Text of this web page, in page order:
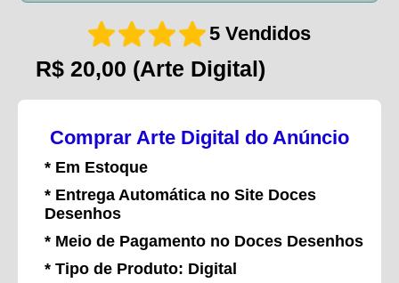
5 Vendidos
R$ 20,00 (Arte Digital)
Comprar Arte Digital do Anúncio
* Em Estoque
* Entrega Automática no Site Doces
Desenhos
* Meio de Pagamento no Doces Desenhos
* Tipo de Produto: Digital